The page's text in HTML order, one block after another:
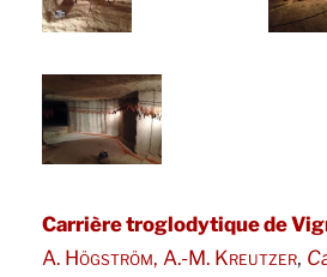
Carrière troglodytique de
A. Högström, A.-M. Kreutzer,